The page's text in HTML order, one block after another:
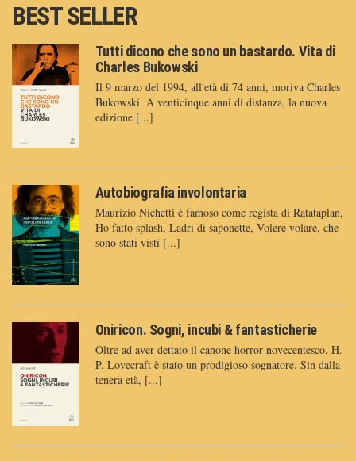
BEST SELLER
Tutti dicono che sono un bastardo. Vita di
Charles Bukowski
Il 9 marzo del 1994, all'età di 74 anni, moriva Charles
Bukowski. A venticinque anni di distanza, la nuova
edizione [...]
Autobiografia involontaria
Maurizio Nichetti è famoso come regista di Ratataplan,
Ho fatto splash, Ladri di saponette, Volere volare, che
sono stati visti [...]
Oniricon. Sogni, incubi & fantasticherie
Oltre ad aver dettato il canone horror novecentesco, H.
P. Lovecraft è stato un prodigioso sognatore. Sin dalla
tenera età, [...]